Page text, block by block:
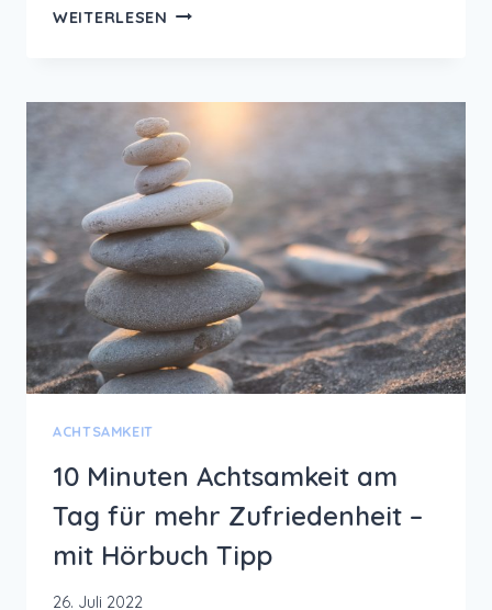
WEITERLESEN MEINE
ACHTSAMKEIT
10 Minuten Achtsamkeit am
Tag für mehr Zufriedenheit –
mit Hörbuch Tipp
26. Juli 2022